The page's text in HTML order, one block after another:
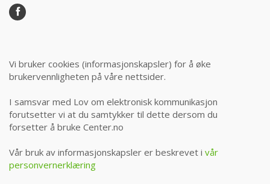
Vi bruker cookies (informasjonskapsler) for å øke
brukervennligheten på våre nettsider.
I samsvar med Lov om elektronisk kommunikasjon
forutsetter vi at du samtykker til dette dersom du
forsetter å bruke Center.no
Vår bruk av informasjonskapsler er beskrevet i vår
personvernerklæring